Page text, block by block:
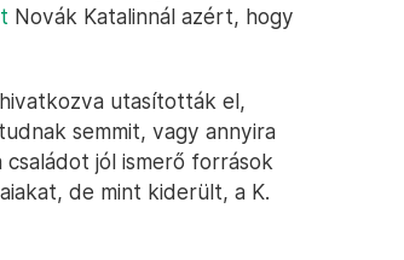
Novák Katalinnál azért, hogy
utasították el,
semmit, vagy annyira
jól ismerő források
de mint kiderült, a K.